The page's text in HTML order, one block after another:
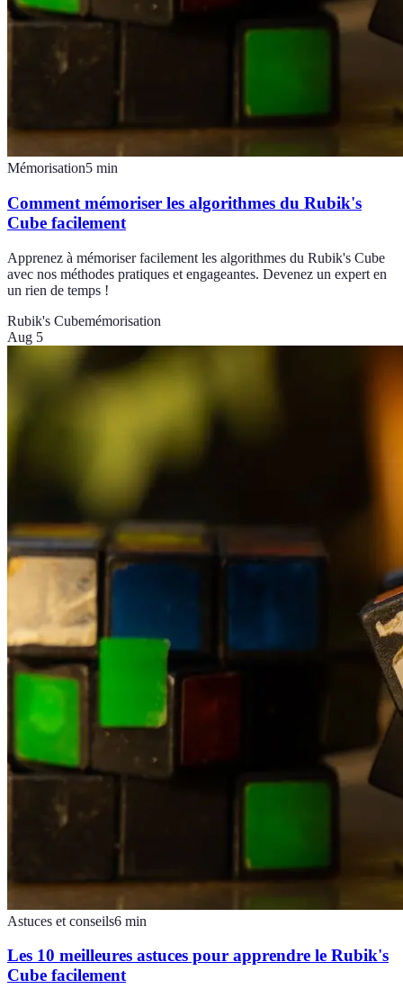
Mémorisation5 min
Comment mémoriser les algorithmes du Rubik's
Cube facilement
Apprenez à mémoriser facilement les algorithmes du Rubik's Cube
avec nos méthodes pratiques et engageantes. Devenez un expert en
un rien de temps !
Rubik's Cubemémorisation
Aug 5
Astuces et conseils6 min
Les 10 meilleures astuces pour apprendre le Rubik's
Cube facilement